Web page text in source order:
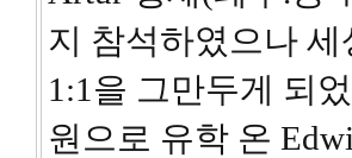
지 참석하였으나
1:1을 그만두게 되
원으로 유학 온